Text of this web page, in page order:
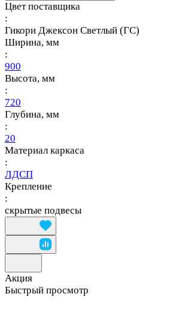
Цвет поставщика
:
Гикори Джексон Светлый (ГС)
Ширина, мм
:
900
Высота, мм
:
720
Глубина, мм
:
20
Материал каркаса
:
ЛДСП
Крепление
:
скрытые подвесы
Акция
Быстрый просмотр